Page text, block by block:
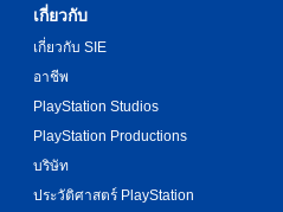
เกี่ยวกับ
เกี่ยวกับ SIE
อาชีพ
PlayStation Studios
PlayStation Productions
บริษัท
ประวัติศาสตร์ PlayStation